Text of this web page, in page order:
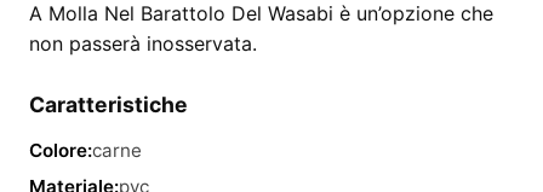
A Molla Nel Barattolo Del Wasabi è un’opzione che
non passerà inosservata.
Caratteristiche
Colore:carne
Materiale:pvc